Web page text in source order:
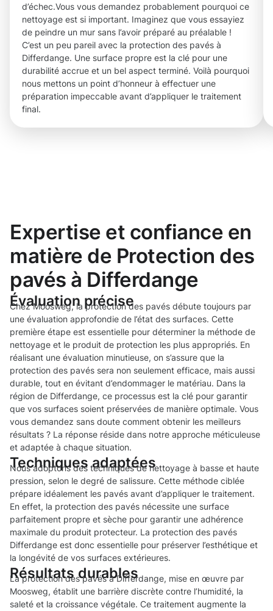
d’échec.Vous vous demandez probablement pourquoi ce
nettoyage est si important. Imaginez que vous essayiez
de peindre un mur sans l’avoir préparé au préalable !
C’est un peu pareil avec la protection des pavés à
Differdange. Une surface propre est la clé pour une
durabilité accrue et un bel aspect terminé. Voilà pourquoi
nous mettons un point d’honneur à effectuer une
préparation impeccable avant d’appliquer le traitement
final.
Expertise et confiance en
matière de Protection des
pavés à Differdange
Évaluation précise
Chez Moosweg, la protection des pavés débute toujours par
une évaluation approfondie de l’état des surfaces. Cette
première étape est essentielle pour déterminer la méthode de
nettoyage et le produit de protection les plus appropriés. En
réalisant une évaluation minutieuse, on s’assure que la
protection des pavés sera non seulement efficace, mais aussi
durable, tout en évitant d’endommager le matériau. Dans la
région de Differdange, ce processus est la clé pour garantir
que vos surfaces soient préservées de manière optimale. Vous
vous demandez sans doute comment obtenir les meilleurs
résultats ? La réponse réside dans notre approche méticuleuse
et adaptée à chaque situation.
Techniques adaptées
Nous adoptons des techniques de nettoyage à basse et haute
pression, selon le degré de salissure. Cette méthode ciblée
prépare idéalement les pavés avant d’appliquer le traitement.
En effet, la protection des pavés nécessite une surface
parfaitement propre et sèche pour garantir une adhérence
maximale du produit protecteur. La protection des pavés
Differdange est donc essentielle pour préserver l’esthétique et
la longévité de vos surfaces extérieures.
Résultats durables
La protection des pavés à Differdange, mise en œuvre par
Moosweg, établit une barrière discrète contre l’humidité, la
saleté et la croissance végétale. Ce traitement augmente la